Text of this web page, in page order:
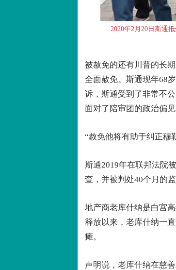
2020年2月20日斯通
被赦免的还有川普的长
全面赦免。斯通现年68
诉，斯通受到了非常不
面对了陪审团的政治偏见
“赦免他将有助于纠正穆
斯通2019年在联邦法院
查，并被判处40个月的监
地产商老库什纳是白宫
释放以来，老库什纳一
瘫。
声明说，老库什纳在慈